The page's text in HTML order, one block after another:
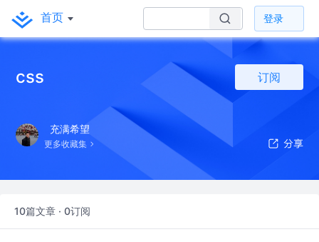
首页 登录
css 订阅
充满希望
更多收藏集
10篇文章 · 0订阅